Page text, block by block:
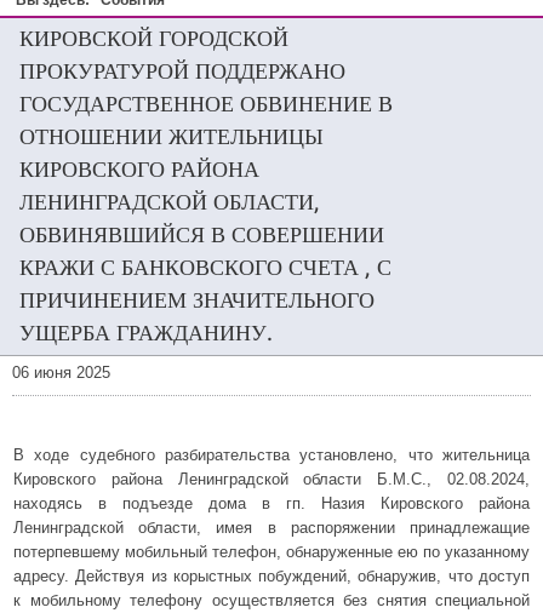
КИРОВСКОЙ ГОРОДСКОЙ
ПРОКУРАТУРОЙ ПОДДЕРЖАНО
ГОСУДАРСТВЕННОЕ ОБВИНЕНИЕ В
ОТНОШЕНИИ ЖИТЕЛЬНИЦЫ
КИРОВСКОГО РАЙОНА
ЛЕНИНГРАДСКОЙ ОБЛАСТИ,
ОБВИНЯВШИЙСЯ В СОВЕРШЕНИИ
КРАЖИ С БАНКОВСКОГО СЧЕТА , С
ПРИЧИНЕНИЕМ ЗНАЧИТЕЛЬНОГО
УЩЕРБА ГРАЖДАНИНУ.
06 июня 2025
В ходе судебного разбирательства установлено, что жительница
Кировского района Ленинградской области Б.М.С., 02.08.2024,
находясь в подъезде дома в гп. Назия Кировского района
Ленинградской области, имея в распоряжении принадлежащие
потерпевшему мобильный телефон, обнаруженные ею по указанному
адресу. Действуя из корыстных побуждений, обнаружив, что доступ
к мобильному телефону осуществляется без снятия специальной